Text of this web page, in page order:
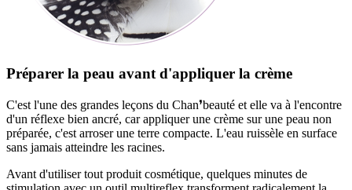
Préparer la peau avant d'appliquer la crème
C'est l'une des grandes leçons du Chan❜beauté et elle va à l'encontre
d'un réflexe bien ancré, car appliquer une crème sur une peau non
préparée, c'est arroser une terre compacte. L'eau ruissèle en surface
sans jamais atteindre les racines.
Avant d'utiliser tout produit cosmétique, quelques minutes de